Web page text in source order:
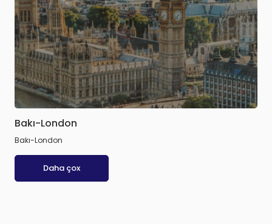
Bakı-London
Bakı-London
Daha çox